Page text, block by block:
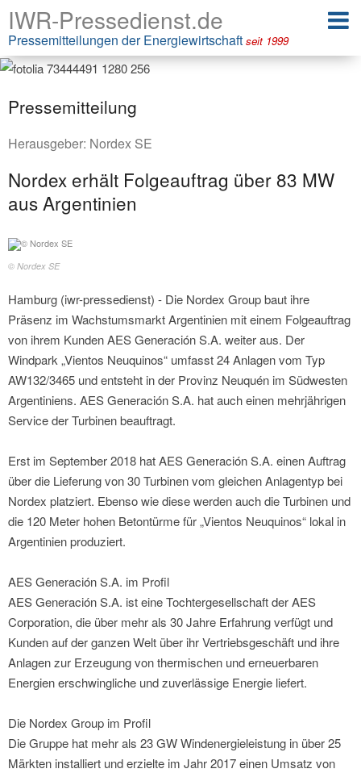
IWR-Pressedienst.de
Pressemitteilungen der Energiewirtschaft seit 1999
Pressemitteilung
Herausgeber: Nordex SE
Nordex erhält Folgeauftrag über 83 MW
aus Argentinien
© Nordex SE
Hamburg (iwr-pressedienst) - Die Nordex Group baut ihre
Präsenz im Wachstumsmarkt Argentinien mit einem Folgeauftrag
von ihrem Kunden AES Generación S.A. weiter aus. Der
Windpark „Vientos Neuquinos“ umfasst 24 Anlagen vom Typ
AW132/3465 und entsteht in der Provinz Neuquén im Südwesten
Argentiniens. AES Generación S.A. hat auch einen mehrjährigen
Service der Turbinen beauftragt.
Erst im September 2018 hat AES Generación S.A. einen Auftrag
über die Lieferung von 30 Turbinen vom gleichen Anlagentyp bei
Nordex platziert. Ebenso wie diese werden auch die Turbinen und
die 120 Meter hohen Betontürme für „Vientos Neuquinos“ lokal in
Argentinien produziert.
AES Generación S.A. im Profil
AES Generación S.A. ist eine Tochtergesellschaft der AES
Corporation, die über mehr als 30 Jahre Erfahrung verfügt und
Kunden auf der ganzen Welt über ihr Vertriebsgeschäft und ihre
Anlagen zur Erzeugung von thermischen und erneuerbaren
Energien erschwingliche und zuverlässige Energie liefert.
Die Nordex Group im Profil
Die Gruppe hat mehr als 23 GW Windenergieleistung in über 25
Märkten installiert und erzielte im Jahr 2017 einen Umsatz von